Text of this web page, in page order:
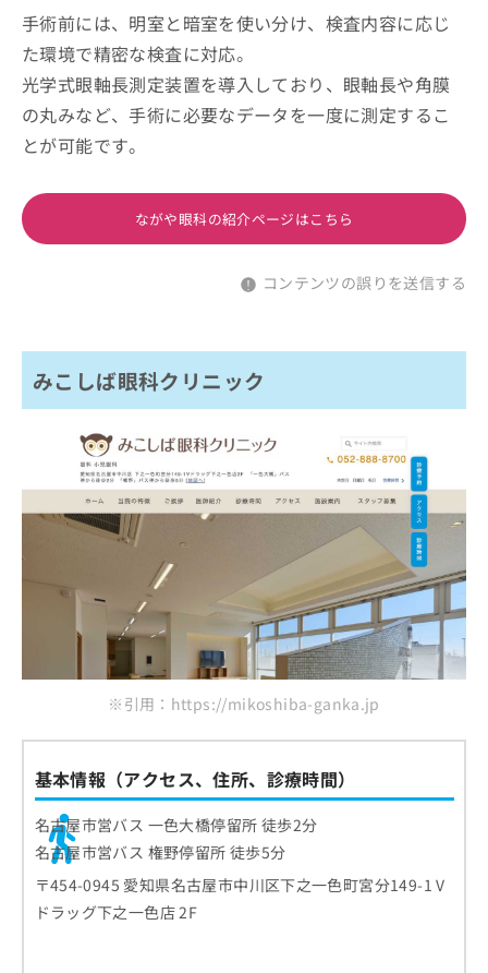
手術前には、明室と暗室を使い分け、検査内容に応じ
た環境で精密な検査に対応。
光学式眼軸長測定装置を導入しており、眼軸長や角膜
の丸みなど、手術に必要なデータを一度に測定するこ
とが可能です。
ながや眼科の紹介ページはこちら
コンテンツの誤りを送信する
みこしば眼科クリニック
※引用：https://mikoshiba-ganka.jp
基本情報（アクセス、住所、診療時間）
名古屋市営バス 一色大橋停留所 徒歩2分
名古屋市営バス 権野停留所 徒歩5分
〒454-0945 愛知県名古屋市中川区下之一色町宮分149-1 V
ドラッグ下之一色店 2F